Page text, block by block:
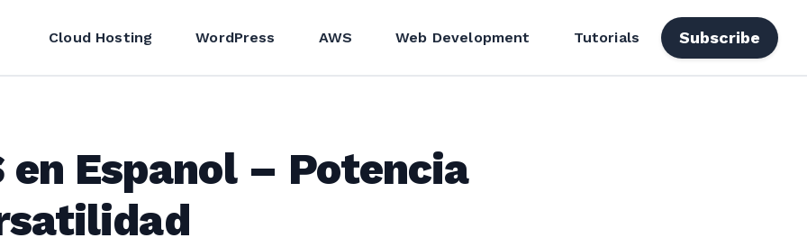
Cloud Hosting WordPress AWS Web Development Tutorials Subscribe
en Espanol – Potencia